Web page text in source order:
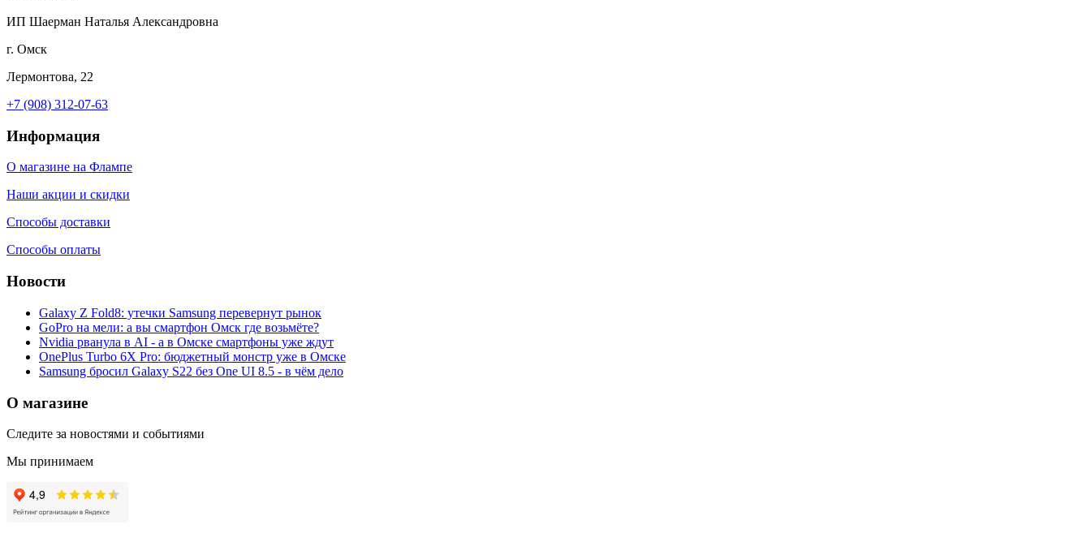
ИП Шаерман Наталья Александровна
г. Омск
Лермонтова, 22
+7 (908) 312-07-63
Информация
О магазине на Флампе
Наши акции и скидки
Способы доставки
Способы оплаты
Новости
Galaxy Z Fold8: утечки Samsung перевернут рынок
GoPro на мели: а вы смартфон Омск где возьмёте?
Nvidia рванула в AI - а в Омске смартфоны уже ждут
OnePlus Turbo 6X Pro: бюджетный монстр уже в Омске
Samsung бросил Galaxy S22 без One UI 8.5 - в чём дело
О магазине
Следите за новостями и событиями
Мы принимаем